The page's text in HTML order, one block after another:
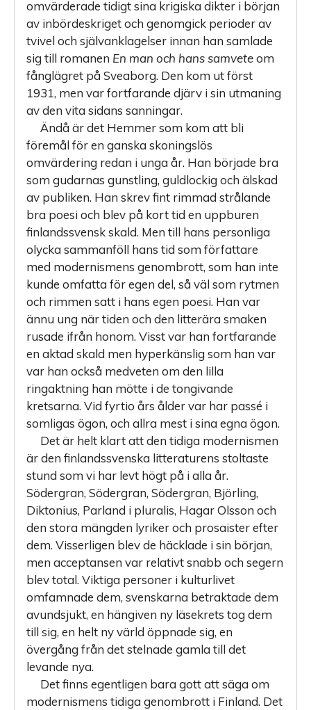
omvärderade tidigt sina krigiska dikter i början
av inbördeskriget och genomgick perioder av
tvivel och självanklagelser innan han samlade
sig till romanen En man och hans samveteom
fånglägret på Sveaborg. Den kom ut först
1931, men var fortfarande djärv i sin utmaning
av den vita sidans sanningar.
Ändå är det Hemmer som kom att bli
föremål för en ganska skoningslös
omvärdering redan i unga år. Han började bra
som gudarnas gunstling, guldlockig och älskad
av publiken. Han skrev fint rimmad strålande
bra poesi och blev på kort tid en uppburen
finlandssvensk skald. Men till hans personliga
olycka sammanföll hans tid som författare
med modernismens genombrott, som han inte
kunde omfatta för egen del, så väl som rytmen
och rimmen satt i hans egen poesi. Han var
ännu ung när tiden och den litterära smaken
rusade ifrån honom. Visst var han fortfarande
en aktad skald men hyperkänslig som han var
var han också medveten om den lilla
ringaktning han mötte i de tongivande
kretsarna. Vid fyrtio års ålder var har passé i
somligas ögon, och allra mest i sina egna ögon.
Det är helt klart att den tidiga modernismen
är den finlandssvenska litteraturens stoltaste
stund som vi har levt högt på i alla år.
Södergran, Södergran, Södergran, Björling,
Diktonius, Parland i pluralis, Hagar Olsson och
den stora mängden lyriker och prosaister efter
dem. Visserligen blev de häcklade i sin början,
men acceptansen var relativt snabb och segern
blev total. Viktiga personer i kulturlivet
omfamnade dem, svenskarna betraktade dem
avundsjukt, en hängiven ny läsekrets tog dem
till sig, en helt ny värld öppnade sig, en
övergång från det stelnade gamla till det
levande nya.
Det finns egentligen bara gott att säga om
modernismens tidiga genombrott i Finland. Det